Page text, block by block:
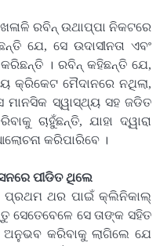
ରବିନ୍ ଉଥାପ୍ପା ନିକଟରେ
ଯେ, ସେ ଉଦାସୀନତା ଏବଂ
କରିଛନ୍ତି । ରବିନ୍ କହିଛନ୍ତି ଯେ,
କ୍ରିକେଟ ମୈଦାନରେ ନଥିଲା,
ମାନସିକ ସ୍ୱାସ୍ଥ୍ୟ ସହ ଜଡିତ
ଚାହୁଁଛନ୍ତି, ଯାହା ଦ୍ୱାରା
କରିପାରିବେ ।
ପୀଡିତ ଥିଲେ
ପ୍ରଥମ ଥର ପାଇଁ କ୍ଲିନିକାଲ୍
ସେ ତାଙ୍କ ସହିତ
ଅନୁଭବ କରିବାକୁ ଲାଗିଲେ ଯେ